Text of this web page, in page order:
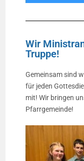
Wir
Truppe!
Gemeinsam sind
für jeden
mit! Wir bringen
Pfarrgemeinde!